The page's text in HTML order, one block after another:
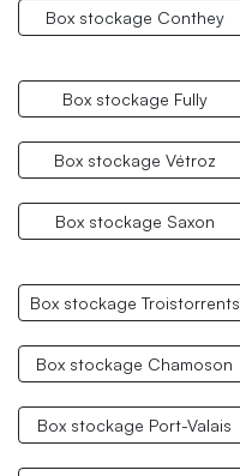
Box stockage Conthey
Box stockage Fully
Box stockage Vétroz
Box stockage Saxon
Box stockage Troistorrents
Box stockage Chamoson
Box stockage Port-Valais